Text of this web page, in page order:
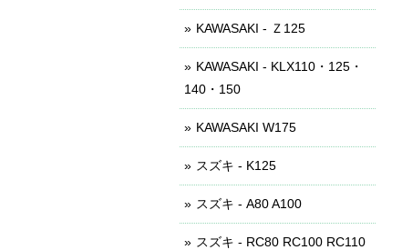
KAWASAKI - Ｚ125
KAWASAKI - KLX110・125・
140・150
KAWASAKI W175
スズキ - K125
スズキ - A80 A100
スズキ - RC80 RC100 RC110